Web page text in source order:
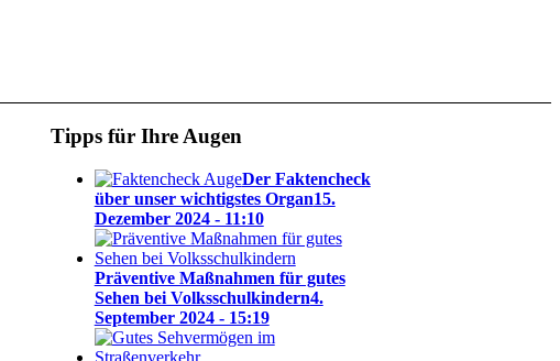
Tipps für Ihre Augen
Der Faktencheck
über unser wichtigstes Organ15.
Dezember 2024 - 11:10
Präventive Maßnahmen für gutes
Sehen bei Volksschulkindern4.
September 2024 - 15:19